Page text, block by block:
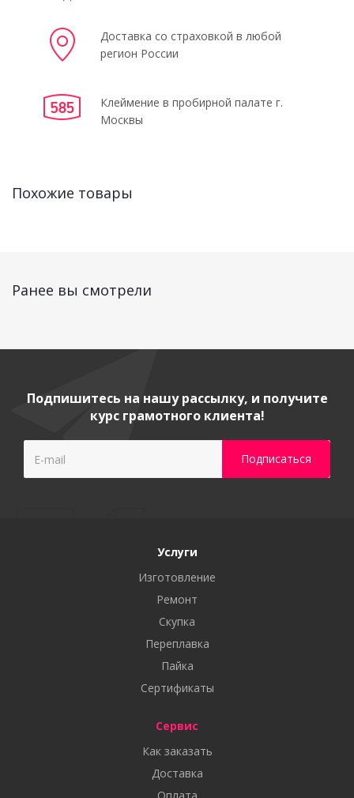
Доставка со страховкой в любой
регион России
Клеймение в пробирной палате г.
Москвы
Похожие товары
Ранее вы смотрели
Подпишитесь на нашу рассылку, и получите
курс грамотного клиента!
Услуги
Изготовление
Ремонт
Скупка
Переплавка
Пайка
Сертификаты
Сервис
Как заказать
Доставка